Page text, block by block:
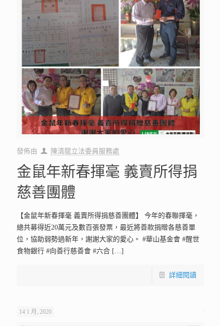
發佈由 陳清龍立法委員服務處
金鼠年新春揮毫 義賣所得捐
慈善團體
【金鼠年新春揮毫 義賣所得捐慈善團體】 今年的春聯揮毫，
總共募得近20萬元及數百張發票，最近將善款捐贈各慈善單
位，協助弱勢過新年，謝謝大家的愛心。 #華山基金會 #醒世
食物銀行 #向善行慈善會 #六合[…]
詳細閱讀
14 1 月, 2020